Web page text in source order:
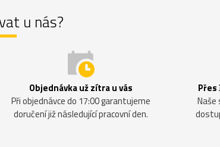
u nás?
Objednávka už zítra u vás
Při objednávce do 17:00 garantujeme
doručení již následující pracovní den.
Přes
Naše